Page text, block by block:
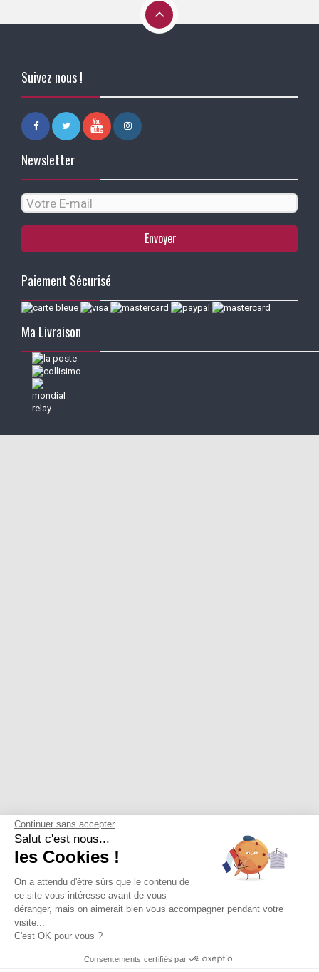
Suivez nous !
Newsletter
Envoyer
Paiement Sécurisé
Ma Livraison
Continuer sans accepter
Salut c'est nous...
les Cookies !
On a attendu d'être sûrs que le contenu de
ce site vous intéresse avant de vous
déranger, mais on aimerait bien vous accompagner pendant votre
visite...
C'est OK pour vous ?
Consentements certifiés par